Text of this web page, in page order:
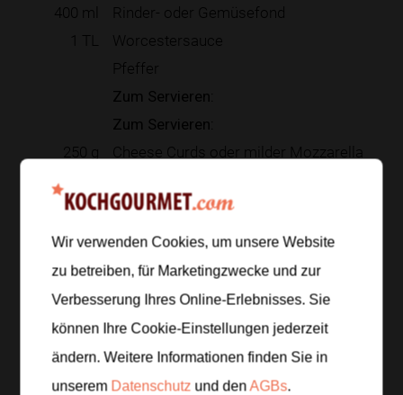
400 ml
Rinder- oder Gemüsefond
1 TL
Worcestersauce
Pfeffer
Zum Servieren:
Zum Servieren:
250 g
Cheese Curds oder milder Mozzarella
Zur Einkaufsliste hinzufügen
Zubereitung
Wir verwenden Cookies, um unsere Website
zu betreiben, für Marketingzwecke und zur
Verbesserung Ihres Online-Erlebnisses. Sie
können Ihre Cookie-Einstellungen jederzeit
ändern. Weitere Informationen finden Sie in
unserem Datenschutz und denAGBs.